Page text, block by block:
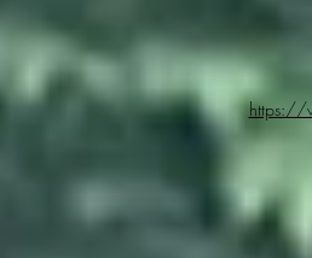
https://